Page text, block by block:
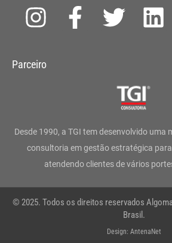
I
s
g
r
a
m
F
a
o
o
k
-
T
t
e
r
L
d
i
n
Parceiro
Desde 1990, a TGI tem desenvolvido uma
consultoria em gestão estratégica
atendendo clientes de vários
© 2025. Todos os direitos reservados
Brasil.
Design: AntenaNet